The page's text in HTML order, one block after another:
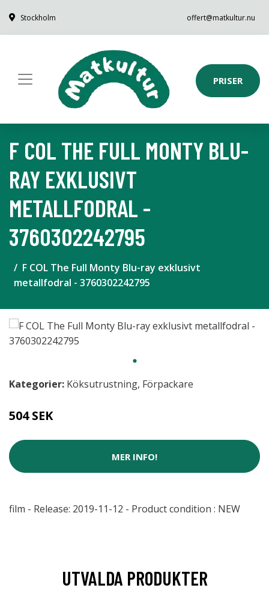
Stockholm offert@matkultur.nu
PRISER
F COL THE FULL MONTY BLU-
RAY EXKLUSIVT
METALLFODRAL -
3760302242795
F COL The Full Monty Blu-ray exklusivt
metallfodral - 3760302242795
Kategorier: Köksutrustning, Förpackare
504 SEK
MER INFO!
film - Release: 2019-11-12 - Product condition : NEW
UTVALDA PRODUKTER